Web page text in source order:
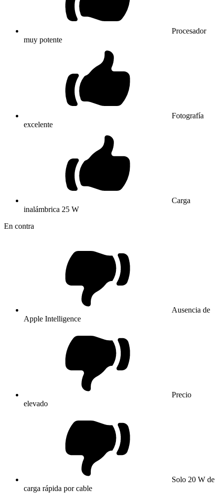
Procesador
muy potente
Fotografía
excelente
Carga
inalámbrica 25 W
En contra
Ausencia de
Apple Intelligence
Precio
elevado
Solo 20 W de
carga rápida por cable